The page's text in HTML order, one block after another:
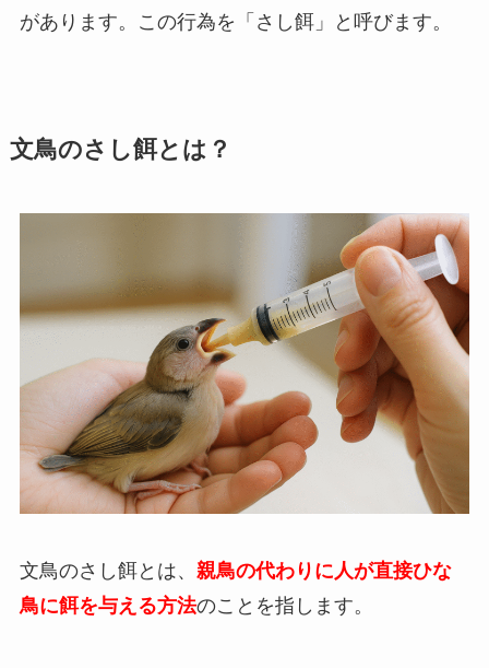
があります。この行為を「さし餌」と呼びます。
文鳥のさし餌とは？
文鳥のさし餌とは、 親鳥の代わりに人が直接ひな
鳥に餌を与える方法のことを指します。